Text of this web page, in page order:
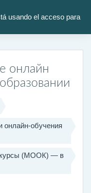
usando el acceso para
онлайн
онлайн-обучения
курсы (МООК) — в